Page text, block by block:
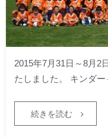
2015年7月31日～8月2
たしました。 キンダ
続きを読む